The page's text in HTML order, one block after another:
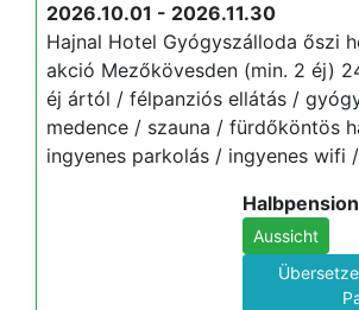
2026.10.01 - 2026.11.30
Hajnal Hotel Gyógyszálloda őszi
akció Mezőkövesden (min. 2 éj)
éj ártól / félpanziós ellátás /
medence / szauna / fürdőköntös
ingyenes parkolás / ingyenes wifi /
Halbpension
Aussicht